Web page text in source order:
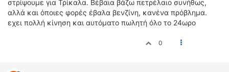
στρίψουμε για Τρίκαλα. Βέβαια βάζω πετρέλαιο συνήθως,
αλλά και όποιες φορές έβαλα βενζίνη, κανένα πρόβλημα.
εχει πολλή κίνηση και αυτόματο πωλητή όλο το 24ωρο
0